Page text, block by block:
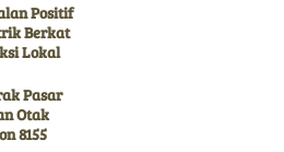
Positif
Berkat
Lokal
Pasar
Otak
8155